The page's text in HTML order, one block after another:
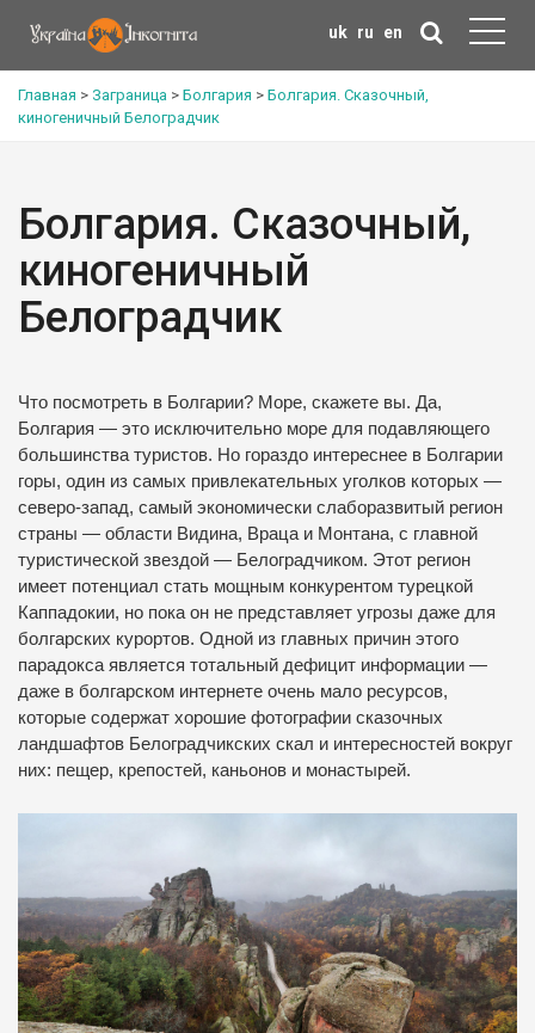
uk ru en
Главная > Заграница > Болгария > Болгария. Сказочный,
киногеничный Белоградчик
Болгария. Сказочный,
киногеничный
Белоградчик
Что посмотреть в Болгарии? Море, скажете вы. Да,
Болгария — это исключительно море для подавляющего
большинства туристов. Но гораздо интереснее в Болгарии
горы, один из самых привлекательных уголков которых —
северо-запад, самый экономически слаборазвитый регион
страны — области Видина, Враца и Монтана, с главной
туристической звездой — Белоградчиком. Этот регион
имеет потенциал стать мощным конкурентом турецкой
Каппадокии, но пока он не представляет угрозы даже для
болгарских курортов. Одной из главных причин этого
парадокса является тотальный дефицит информации —
даже в болгарском интернете очень мало ресурсов,
которые содержат хорошие фотографии сказочных
ландшафтов Белоградчикских скал и интересностей вокруг
них: пещер, крепостей, каньонов и монастырей.